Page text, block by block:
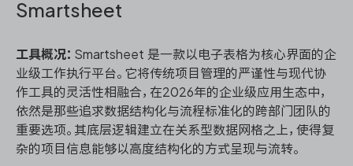
Smartsheet
工具概况： Smartsheet 是一款以电子表格为核心界面的企
业级工作执行平台。它将传统项目管理的严谨性与现代协
作工具的灵活性相融合，在2026年的企业级应用生态中，
依然是那些追求数据结构化与流程标准化的跨部门团队的
重要选项。其底层逻辑建立在关系型数据网格之上，使得复
杂的项目信息能够以高度结构化的方式呈现与流转。